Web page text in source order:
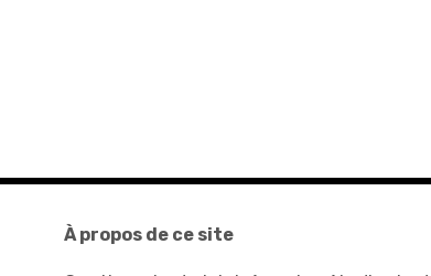
À propos de ce site